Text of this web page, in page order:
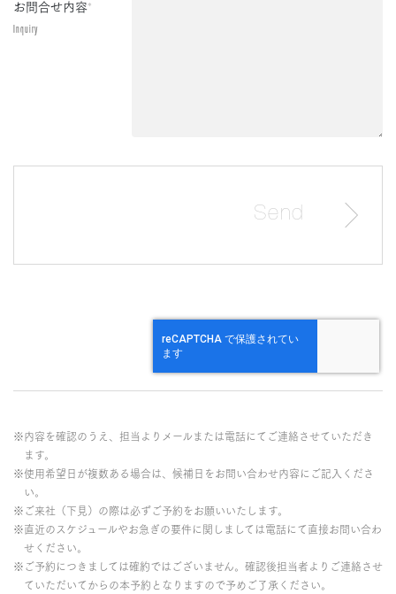
お問合せ内容*
Inquiry
※内容を確認のうえ、担当よりメールまたは電話にてご連絡させていただき
ます。
※使用希望日が複数ある場合は、候補日をお問い合わせ内容にご記入くださ
い。
※ご来社（下見）の際は必ずご予約をお願いいたします。
※直近のスケジュールやお急ぎの要件に関しましては電話にて直接お問い合わ
せください。
※ご予約につきましては確約ではございません。確認後担当者よりご連絡させ
ていただいてからの本予約となりますので予めご了承ください。